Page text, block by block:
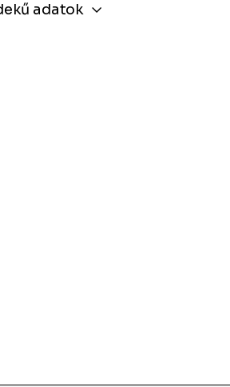
adatok